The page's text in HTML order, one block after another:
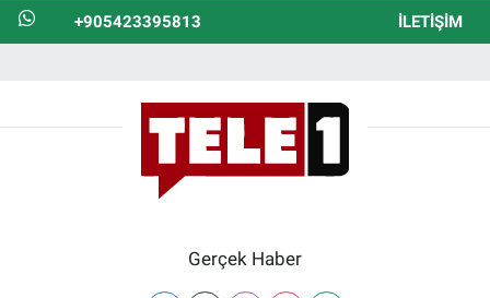
+905423395813 İLETIŞIM
Gerçek Haber